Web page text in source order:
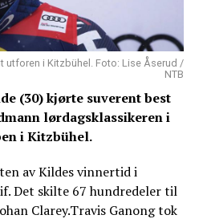
utforen i Kitzbühel. Foto: Lise Åserud /
NTB
(30) kjørte suverent best
lørdagsklassikeren i
i Kitzbühel.
av Kildes vinnertid i
Det skilte 67 hundredeler til
Clarey.Travis Ganong tok